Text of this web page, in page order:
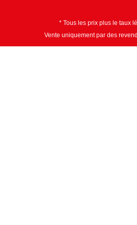
* Tous les prix plus le taux
Vente uniquement par des